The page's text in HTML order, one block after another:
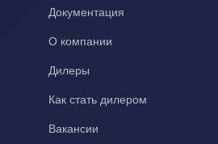
Документация
О компании
Дилеры
Как стать дилером
Вакансии